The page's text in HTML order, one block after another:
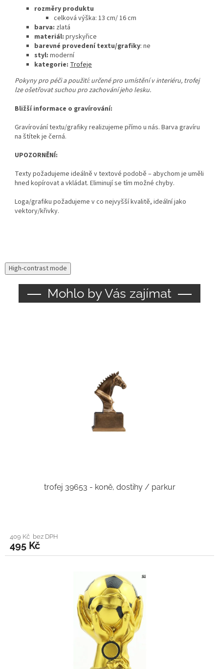
rozměry produktu
celková výška: 13 cm/ 16 cm
barva: zlatá
materiál: pryskyřice
barevné provedení textu/grafiky: ne
styl: moderní
kategorie: Trofeje
Pokyny pro péči a použití: určené pro umístění v interiéru, trofej
lze ošetřovat suchou pro zachování jeho lesku.
Bližší informace o gravírování:
Gravírování textu/grafiky realizujeme přímo u nás. Barva gravíru
na štítek je černá.
UPOZORNĚNÍ:
Texty požadujeme ideálně v textové podobě – abychom je uměli
hned kopírovat a vkládat. Eliminují se tím možné chyby.
Loga/grafiku požadujeme v co nejvyšší kvalitě, ideální jako
vektory/křivky.
High-contrast mode
Mohlo by Vás zajímat
trofej 39653 - koně, dostihy / parkur
409 Kč bez DPH
495 Kč